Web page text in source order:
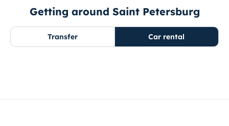
Getting around Saint Petersburg
Transfer Car rental